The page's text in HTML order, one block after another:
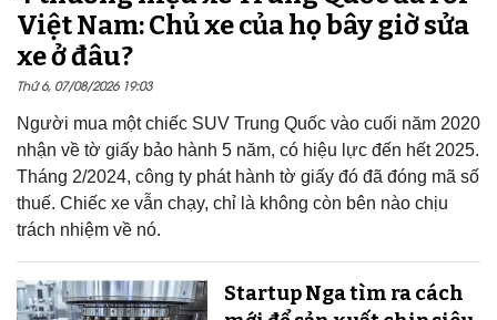
Việt Nam: Chủ xe của họ bây giờ sửa
xe ở đâu?
Thứ 6, 07/08/2026 19:03
Người mua một chiếc SUV Trung Quốc vào cuối năm 2020
nhận về tờ giấy bảo hành 5 năm, có hiệu lực đến hết 2025.
Tháng 2/2024, công ty phát hành tờ giấy đó đã đóng mã số
thuế. Chiếc xe vẫn chạy, chỉ là không còn bên nào chịu
trách nhiệm về nó.
Startup Nga tìm ra cách